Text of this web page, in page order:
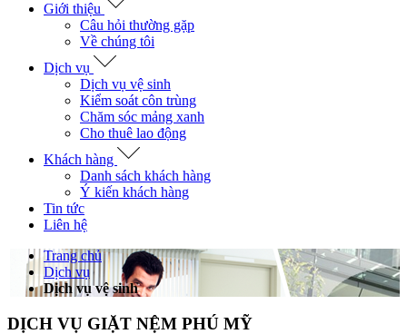
Giới thiệu
Câu hỏi thường gặp
Về chúng tôi
Dịch vụ
Dịch vụ vệ sinh
Kiểm soát côn trùng
Chăm sóc mảng xanh
Cho thuê lao động
Khách hàng
Danh sách khách hàng
Ý kiến khách hàng
Tin tức
Liên hệ
Trang chủ
Dịch vụ
Dịch vụ vệ sinh
DỊCH VỤ GIẶT NỆM PHÚ MỸ